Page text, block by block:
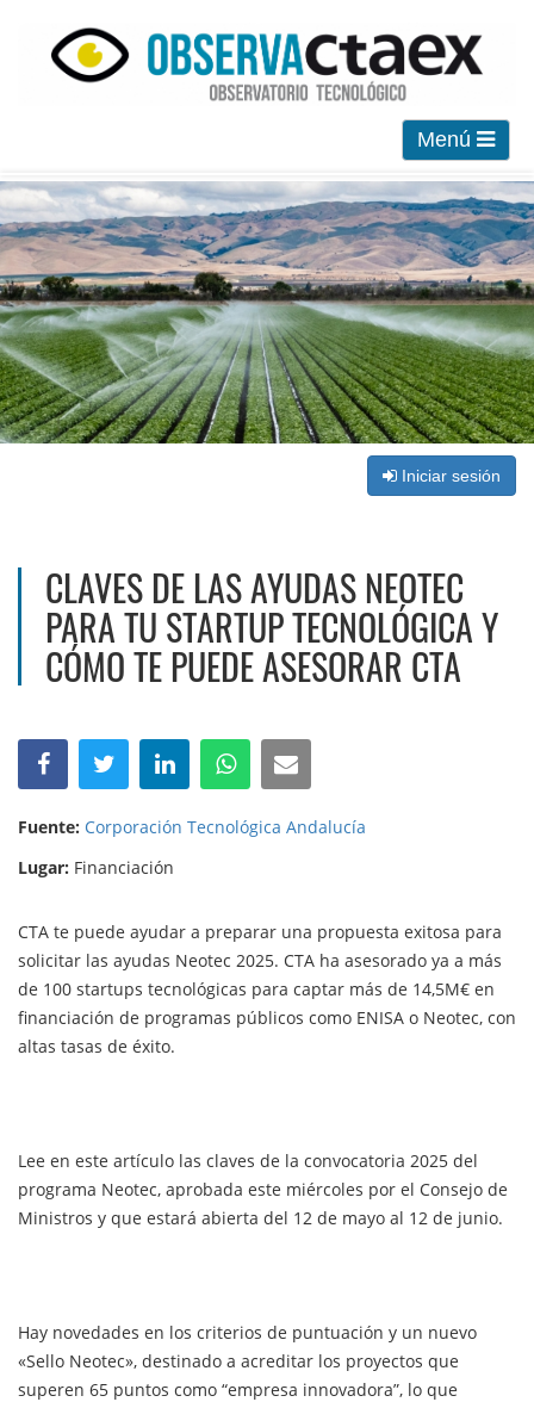
Menú
Iniciar sesión
CLAVES DE LAS AYUDAS NEOTEC
PARA TU STARTUP TECNOLÓGICA Y
CÓMO TE PUEDE ASESORAR CTA
Fuente: Corporación Tecnológica Andalucía
Lugar: Financiación
CTA te puede ayudar a preparar una propuesta exitosa para
solicitar las ayudas Neotec 2025. CTA ha asesorado ya a más
de 100 startups tecnológicas para captar más de 14,5M€ en
financiación de programas públicos como ENISA o Neotec, con
altas tasas de éxito.
Lee en este artículo las claves de la convocatoria 2025 del
programa Neotec, aprobada este miércoles por el Consejo de
Ministros y que estará abierta del 12 de mayo al 12 de junio.
Hay novedades en los criterios de puntuación y un nuevo
«Sello Neotec», destinado a acreditar los proyectos que
superen 65 puntos como “empresa innovadora”, lo que